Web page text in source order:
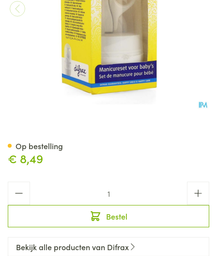
€ 8,49
Bestel
Op bestelling
Bekijk alle producten van Difrax